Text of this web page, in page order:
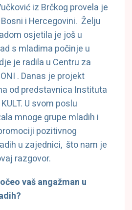
iz Brčkog provela je
i Hercegovini. Želju
osjetila je još u
s mladima počinje u
je radila u Centru za
. Danas je projekt
od predstavnica Instituta
U svom poslu
mnoge grupe mladih i
pozitivnog
u zajednici, što nam je
razgovor.
vaš angažman u